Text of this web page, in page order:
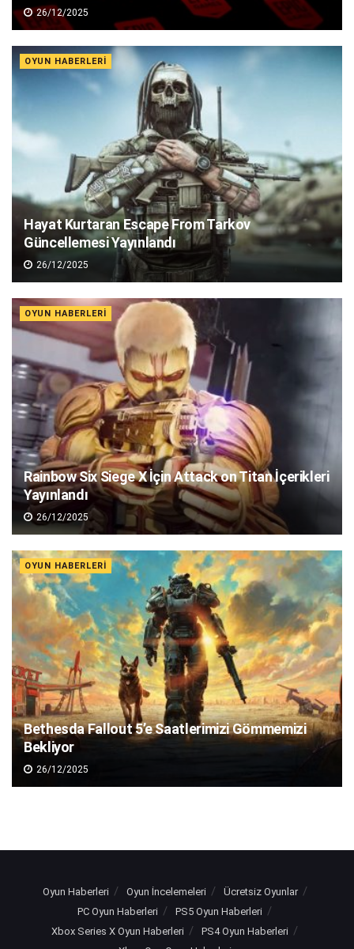
26/12/2025
OYUN HABERLERI
Hayat Kurtaran Escape From Tarkov
Güncellemesi Yayınlandı
26/12/2025
OYUN HABERLERI
Rainbow Six Siege X İçin Attack on Titan İçerikleri
Yayınlandı
26/12/2025
OYUN HABERLERI
Bethesda Fallout 5’e Saatlerimizi Gömmemizi
Bekliyor
26/12/2025
Oyun Haberleri Oyun İncelemeleri
Ücretsiz Oyunlar
PC Oyun Haberleri
PS5 Oyun Haberleri
Xbox Series X Oyun Haberleri
PS4 Oyun Haberleri